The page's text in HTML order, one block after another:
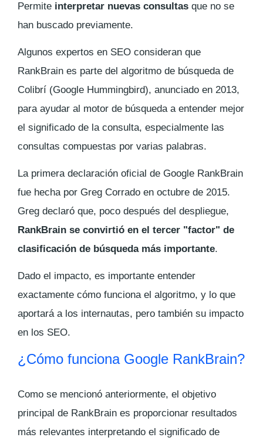
Permite interpretar nuevas consultas que no se
han buscado previamente.
Algunos expertos en SEO consideran que
RankBrain es parte del algoritmo de búsqueda de
Colibrí (Google Hummingbird), anunciado en 2013,
para ayudar al motor de búsqueda a entender mejor
el significado de la consulta, especialmente las
consultas compuestas por varias palabras.
La primera declaración oficial de Google RankBrain
fue hecha por Greg Corrado en octubre de 2015.
Greg declaró que, poco después del despliegue,
RankBrain se convirtió en el tercer "factor" de
clasificación de búsqueda más importante.
Dado el impacto, es importante entender
exactamente cómo funciona el algoritmo, y lo que
aportará a los internautas, pero también su impacto
en los SEO.
¿Cómo funciona Google RankBrain?
Como se mencionó anteriormente, el objetivo
principal de RankBrain es proporcionar resultados
más relevantes interpretando el significado de